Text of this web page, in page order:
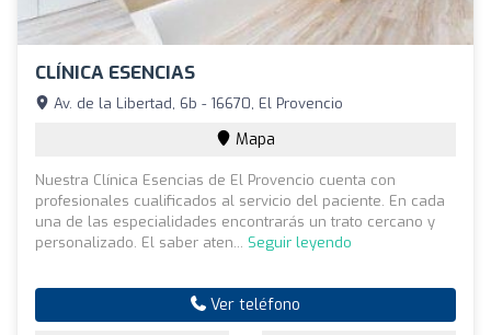
CLÍNICA ESENCIAS
Av. de la Libertad, 6b - 16670, El Provencio
Mapa
Nuestra Clínica Esencias de El Provencio cuenta con
profesionales cualificados al servicio del paciente. En cada
una de las especialidades encontrarás un trato cercano y
personalizado. El saber aten... Seguir leyendo
Ver teléfono